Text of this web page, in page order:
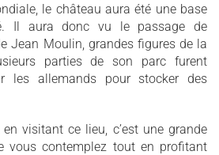
le château aura été une base
Il aura donc vu le passage de
Jean Moulin, grandes figures de la
parties de son parc furent
les allemands pour stocker des
visitant ce lieu, c’est une grande
vous contemplez tout en profitant